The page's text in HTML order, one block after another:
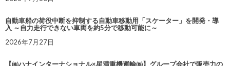
自動車船の荷役中断を抑制する自動車移動用「スケーター」を開発・導
入 ～自力走行できない車両を約5分で移動可能に～
2026年7月27日
【㈱ハナインターナショナル×星清重機運輸㈱】グループ会社で販売力の